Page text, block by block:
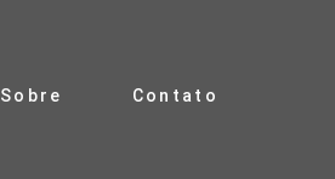
Sobre Contato